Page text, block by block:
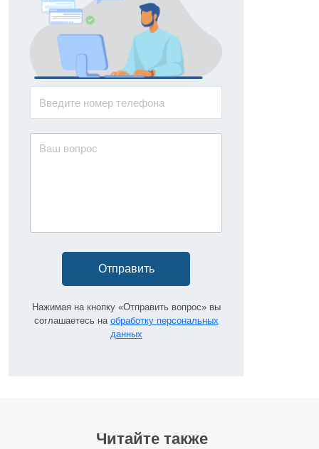
Отправить
Нажимая на кнопку «Отправить вопрос» вы
соглашаетесь на обработку персональных
данных
Читайте также